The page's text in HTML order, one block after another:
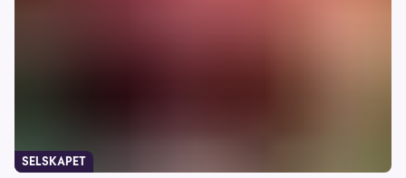
SELSKAPET